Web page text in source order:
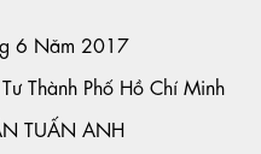
6 Năm 2017
Thành Phố Hồ Chí Minh
TUẤN ANH